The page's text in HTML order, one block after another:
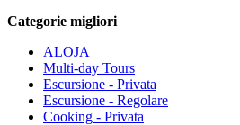
Categorie migliori
ALOJA
Multi-day Tours
Escursione - Privata
Escursione - Regolare
Cooking - Privata